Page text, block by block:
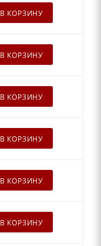
В КОРЗИНУ
В КОРЗИНУ
В КОРЗИНУ
В КОРЗИНУ
В КОРЗИНУ
В КОРЗИНУ